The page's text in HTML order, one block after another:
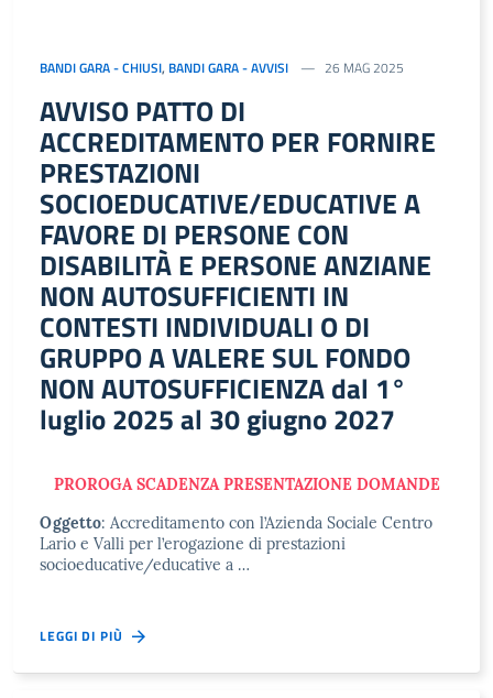
BANDI GARA - CHIUSI, BANDI GARA - AVVISI 26 MAG 2025
AVVISO PATTO DI
ACCREDITAMENTO PER FORNIRE
PRESTAZIONI
SOCIOEDUCATIVE/EDUCATIVE A
FAVORE DI PERSONE CON
DISABILITÀ E PERSONE ANZIANE
NON AUTOSUFFICIENTI IN
CONTESTI INDIVIDUALI O DI
GRUPPO A VALERE SUL FONDO
NON AUTOSUFFICIENZA dal 1°
luglio 2025 al 30 giugno 2027
PROROGA SCADENZA PRESENTAZIONE DOMANDE
Oggetto: Accreditamento con l’Azienda Sociale Centro
Lario e Valli per l’erogazione di prestazioni
socioeducative/educative a …
LEGGI DI PIÙ